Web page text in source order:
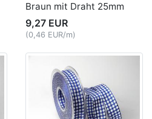
Braun mit Draht 25mm
9,27 EUR
(0,46 EUR/m)